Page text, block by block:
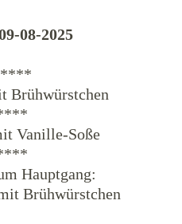
08-2025
Brühwürstchen
Vanille-Soße
Hauptgang:
Brühwürstchen